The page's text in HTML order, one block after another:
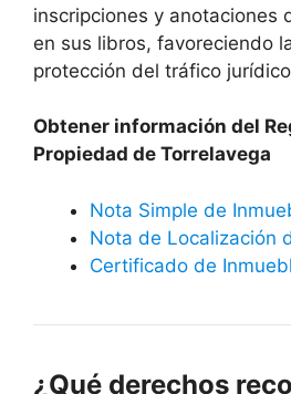
inscripciones y anotaciones
en sus libros, favoreciendo
protección del tráfico
Obtener información del
Propiedad de Torrelavega
Nota Simple de
Nota de Localización
Certificado de
¿Qué derechos